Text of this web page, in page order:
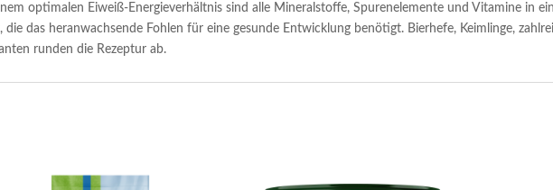
optimalen Eiweiß-Energieverhältnis sind alle Mineralstoffe, Spurenelemente und Vitamine in
die das heranwachsende Fohlen für eine gesunde Entwicklung benötigt. Bierhefe, Keimlinge,
runden die Rezeptur ab.